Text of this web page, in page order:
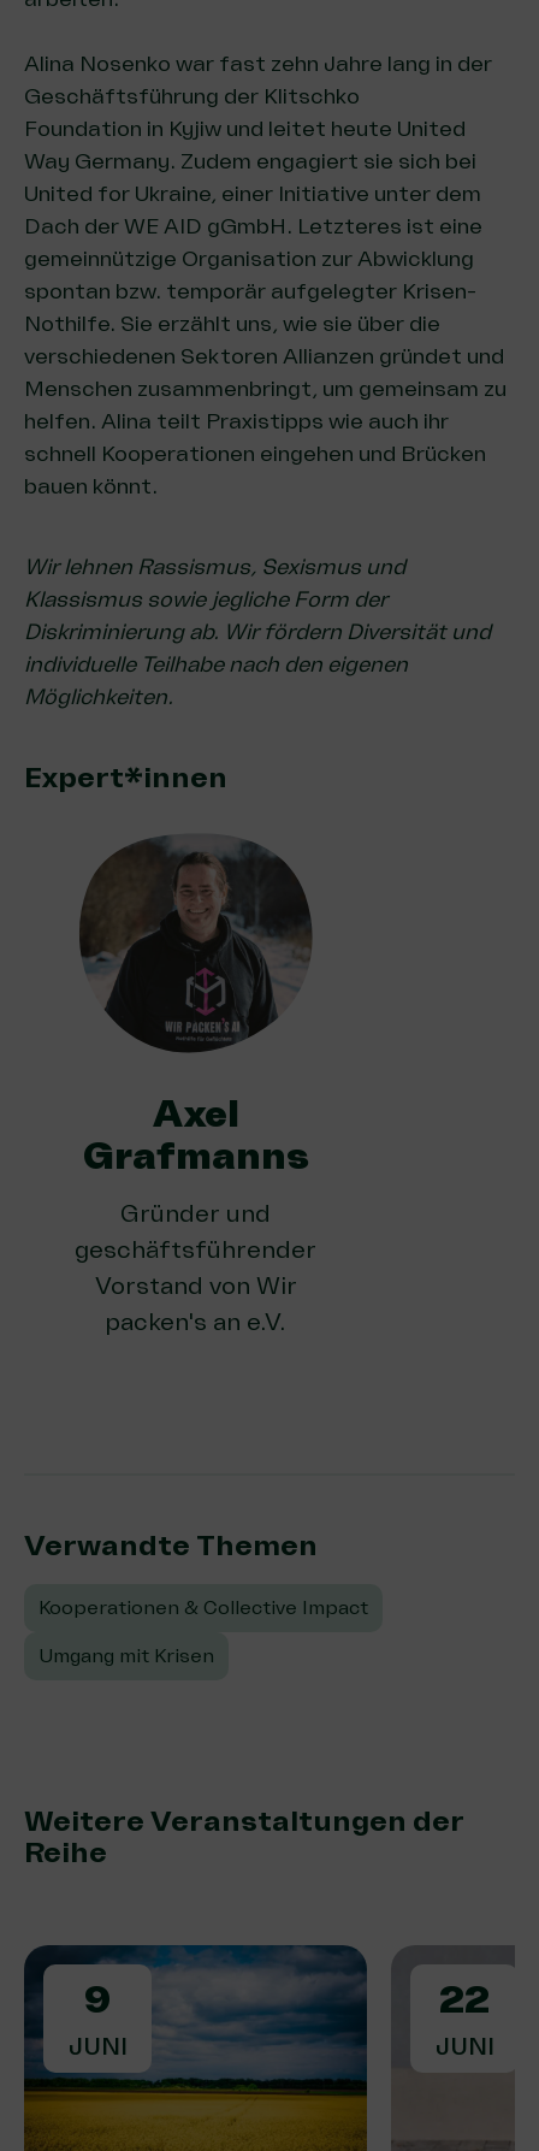
Alina Nosenko war fast zehn Jahre lang in der
Geschäftsführung der Klitschko
Foundation in Kyjiw und leitet heute United
Way Germany. Zudem engagiert sie sich bei
United for Ukraine, einer Initiative unter dem
Dach derWE AID gGmbH. Letzteres ist eine
gemeinnützige Organisation zur Abwicklung
spontan bzw. temporär aufgelegter Krisen-
Nothilfe. Sie erzählt uns, wie sie über die
verschiedenen Sektoren Allianzen gründet und
Menschen zusammenbringt, um gemeinsam zu
helfen. Alina teilt Praxistipps wie auch ihr
schnell Kooperationen eingehen und Brücken
bauen könnt.
Wir lehnen Rassismus, Sexismus und
Klassismus sowie jegliche Form der
Diskriminierung ab. Wir fördern Diversität und
individuelle Teilhabe nach den eigenen
Möglichkeiten.
Expert*innen
Axel
Grafmanns
Gründer und
geschäftsführender
Vorstand von Wir
packen's an e.V.
Verwandte Themen:
Kooperationen & Collective Impact
Umgang mit Krisen
Weitere Veranstaltungen der
Reihe
9
JUNI
22
JUNI